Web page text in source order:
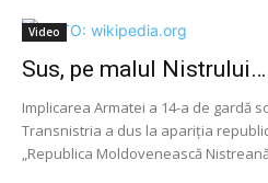
Video
Sus, pe malul Nistrului…
Implicarea Armatei a 14-a de gardă
Transnistria a dus la apariția
„Republica Moldovenească